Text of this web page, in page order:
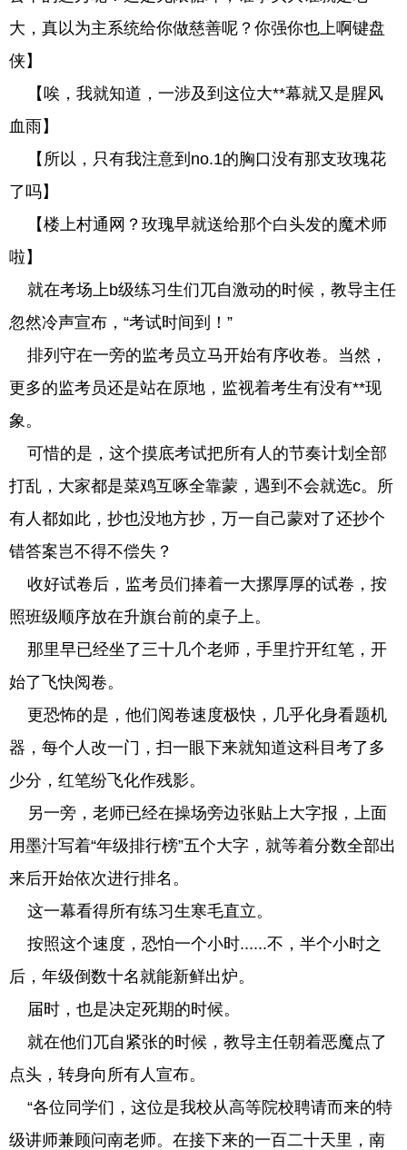
大，真以为主系统给你做慈善呢？你强你也上啊键盘
侠】
【唉，我就知道，一涉及到这位大**幕就又是腥风
血雨】
【所以，只有我注意到no.1的胸口没有那支玫瑰花
了吗】
【楼上村通网？玫瑰早就送给那个白头发的魔术师
啦】
就在考场上b级练习生们兀自激动的时候，教导主任
忽然冷声宣布，“考试时间到！”
排列守在一旁的监考员立马开始有序收卷。当然，
更多的监考员还是站在原地，监视着考生有没有**现
象。
可惜的是，这个摸底考试把所有人的节奏计划全部
打乱，大家都是菜鸡互啄全靠蒙，遇到不会就选c。所
有人都如此，抄也没地方抄，万一自己蒙对了还抄个
错答案岂不得不偿失？
收好试卷后，监考员们捧着一大摞厚厚的试卷，按
照班级顺序放在升旗台前的桌子上。
那里早已经坐了三十几个老师，手里拧开红笔，开
始了飞快阅卷。
更恐怖的是，他们阅卷速度极快，几乎化身看题机
器，每个人改一门，扫一眼下来就知道这科目考了多
少分，红笔纷飞化作残影。
另一旁，老师已经在操场旁边张贴上大字报，上面
用墨汁写着“年级排行榜”五个大字，就等着分数全部出
来后开始依次进行排名。
这一幕看得所有练习生寒毛直立。
按照这个速度，恐怕一个小时......不，半个小时之
后，年级倒数十名就能新鲜出炉。
届时，也是决定死期的时候。
就在他们兀自紧张的时候，教导主任朝着恶魔点了
点头，转身向所有人宣布。
“各位同学们，这位是我校从高等院校聘请而来的特
级讲师兼顾问南老师。在接下来的一百二十天里，南